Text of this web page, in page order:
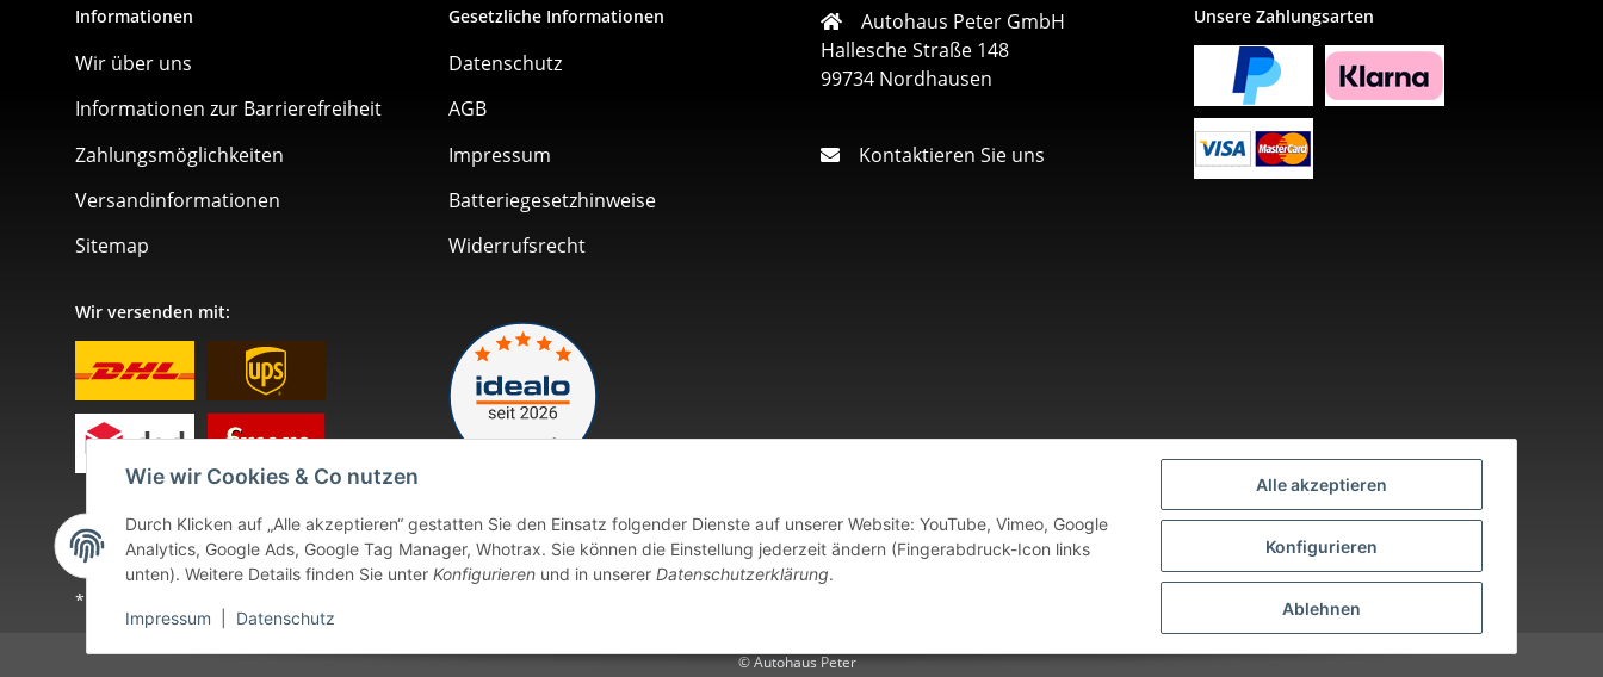
Alle akzeptieren
Konfigurieren
Ablehnen
Wie wir Cookies & Co nutzen
Durch Klicken auf „Alle akzeptieren“ gestatten Sie den Einsatz folgender Dienste auf unserer Website: YouTube, Vimeo, Google
Analytics, Google Ads, Google Tag Manager, Whotrax. Sie können die Einstellung jederzeit ändern (Fingerabdruck-Icon links
unten). Weitere Details finden Sie unter Konfigurieren und in unserer Datenschutzerklärung.
Impressum Datenschutz
Informationen
Wir über uns
Informationen zur Barrierefreiheit
Zahlungsmöglichkeiten
Versandinformationen
Sitemap
Gesetzliche Informationen
Datenschutz
AGB
Impressum
Batteriegesetzhinweise
Widerrufsrecht
Autohaus Peter GmbH
Hallesche Straße 148
99734 Nordhausen
Kontaktieren Sie uns
Unsere Zahlungsarten
Wir versenden mit:
Vertrag widerrufen
* Alle Preise inkl. gesetzlicher USt., zzgl.
© Autohaus Peter